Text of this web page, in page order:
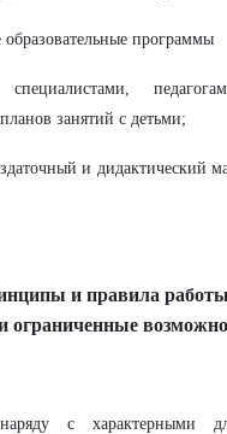
образовательные программы
специалистами,
занятий с детьми;
и дидактический
и правила
с характерными